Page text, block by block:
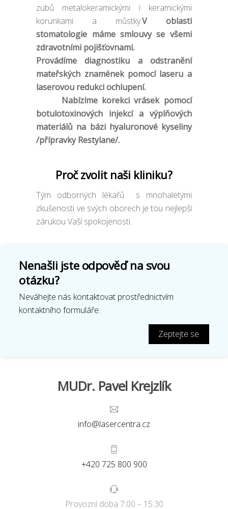
zubů metalokeramickými i keramickými
korunkami a můstky.V oblasti
stomatologie máme smlouvy se všemi
zdravotními pojišťovnami.
Provádíme diagnostiku a odstranění
mateřských znamének pomocí laseru a
laserovou redukci ochlupení.
Nabízíme korekci vrásek pomocí
botulotoxinových injekcí a výplňových
materiálů na bázi hyaluronové kyseliny
/přípravky Restylane/.
Proč zvolit naši kliniku?
Tým odborných lékařů s mnohaletými
zkušenosti ve svých oborech je tou nejlepší
zárukou Vaší spokojenosti.
Nenašli jste odpověď na svou
otázku?
Neváhejte nás kontaktovat prostřednictvím
kontaktního formuláře.
Zeptejte se
MUDr. Pavel Krejzlík
info@lasercentra.cz
+420 725 800 900
Provozní doba 7:00 – 15:30